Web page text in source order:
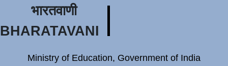
भारतवाणी
BHARATAVANI
Ministry of Education, Government of India